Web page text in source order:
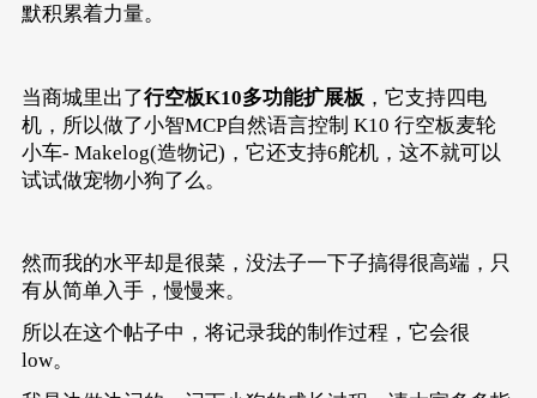
默积累着力量。
当商城里出了行空板K10多功能扩展板 ，它支持四电
机，所以做了小智MCP自然语言控制 K10 行空板麦轮
小车- Makelog(造物记) ，它还支持6舵机，这不就可以
试试做宠物小狗了么。
然而我的水平却是很菜，没法子一下子搞得很高端，只
有从简单入手，慢慢来。
所以在这个帖子中，将记录我的制作过程，它会很
low。